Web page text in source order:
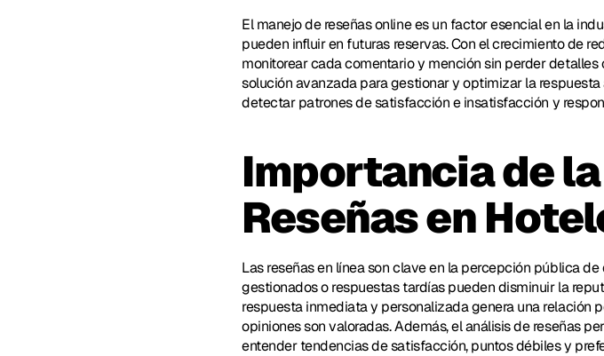
El manejo de reseñas online es un factor esencial en la
pueden influir en futuras reservas. Con el crecimiento de
monitorear cada comentario y mención sin perder
solución avanzada para gestionar y optimizar la
detectar patrones de satisfacción e insatisfacción y
Importancia de
Reseñas en
Las reseñas en línea son clave en la percepción pública
gestionados o respuestas tardías pueden disminuir la
respuesta inmediata y personalizada genera una relación
opiniones son valoradas. Además, el análisis de reseñas
entender tendencias de satisfacción, puntos débiles y